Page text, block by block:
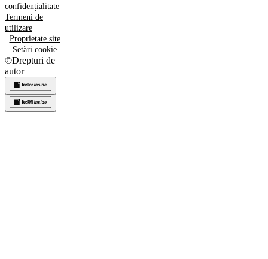
confidențialitate
Termeni de
utilizare
Proprietate site
Setări cookie
©Drepturi de
autor